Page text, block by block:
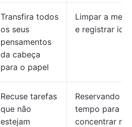
Transfira todos
os seus
pensamentos
da cabeça
para o papel
Limpar a
e registrar
Recuse tarefas
que não
estejam
Reservando
tempo para se
concentrar no